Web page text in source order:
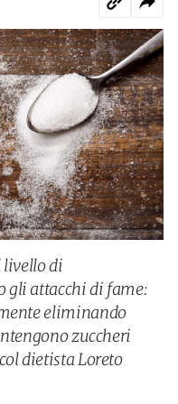
livello di
attacchi di fame:
eliminando
zuccheri
dietista Loreto